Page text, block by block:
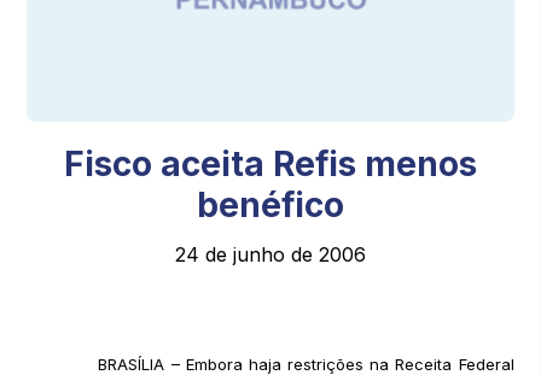
Fisco aceita Refis menos
benéfico
24 de junho de 2006
BRASÍLIA – Embora haja restrições na Receita Federal